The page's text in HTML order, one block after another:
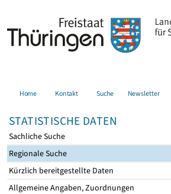
Home Kontakt Suche Newsletter
STATISTISCHE DATEN
Sachliche Suche
Regionale Suche
Kürzlich bereitgestellte Daten
Allgemeine Angaben, Zuordnungen